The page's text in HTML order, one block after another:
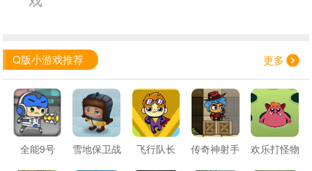
Q版小游戏推荐 更多
全能9号 雪地保卫战 飞行队长 传奇神射手 欢乐打怪物